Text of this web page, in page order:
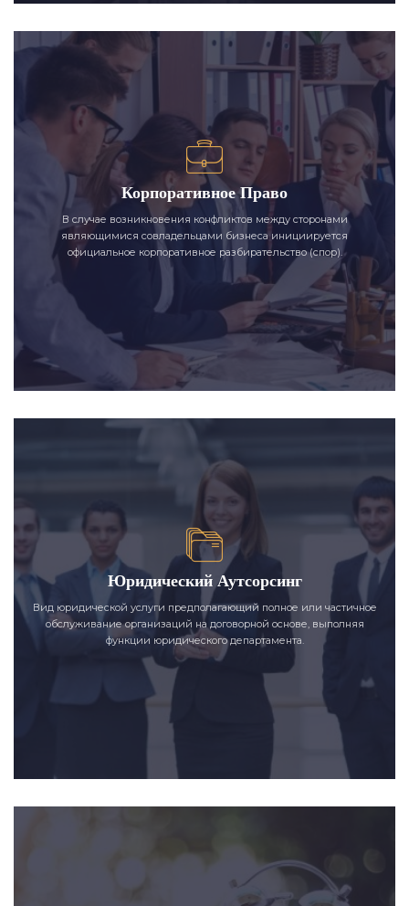
Корпоративное Право
В случае возникновения конфликтов между сторонами
являющимися совладельцами бизнеса инициируется
официальное корпоративное разбирательство (спор).
Юридический Аутсорсинг
Вид юридической услуги предполагающий полное или частичное
обслуживание организаций на договорной основе, выполняя
функции юридического департамента.